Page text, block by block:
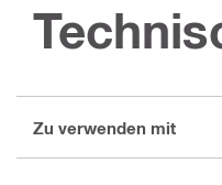
Zu verwenden mit